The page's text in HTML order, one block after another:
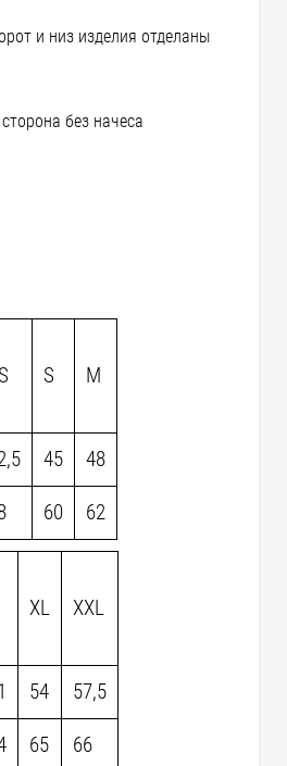
и низ изделия отделаны
без начеса
S M
45 48
60 62
XL XXL
54 57,5
65 66